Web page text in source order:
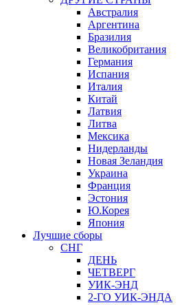
Австралия
Аргентина
Бразилия
Великобритания
Германия
Испания
Италия
Китай
Латвия
Литва
Мексика
Нидерланды
Новая Зеландия
Украина
Франция
Эстония
Ю.Корея
Япония
Лучшие сборы
СНГ
ДЕНЬ
ЧЕТВЕРГ
УИК-ЭНД
2-ГО УИК-ЭНДА